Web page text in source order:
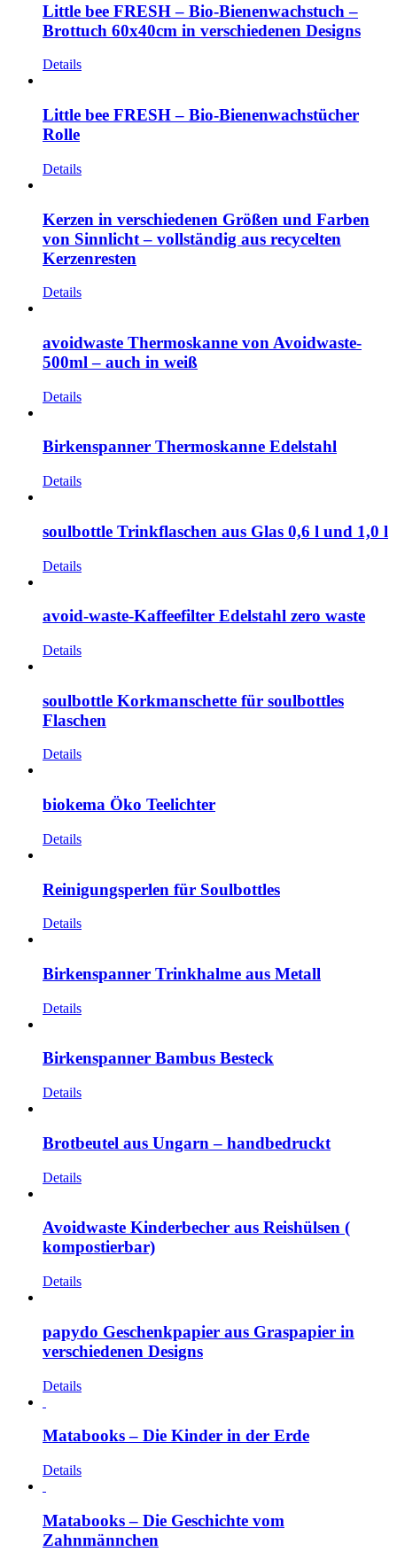
Little bee FRESH – Bio-Bienenwachstuch –
Brottuch 60x40cm in verschiedenen Designs
Details
Little bee FRESH – Bio-Bienenwachstücher
Rolle
Details
Kerzen in verschiedenen Größen und Farben
von Sinnlicht – vollständig aus recycelten
Kerzenresten
Details
avoidwaste Thermoskanne von Avoidwaste-
500ml – auch in weiß
Details
Birkenspanner Thermoskanne Edelstahl
Details
soulbottle Trinkflaschen aus Glas 0,6 l und 1,0 l
Details
avoid-waste-Kaffeefilter Edelstahl zero waste
Details
soulbottle Korkmanschette für soulbottles
Flaschen
Details
biokema Öko Teelichter
Details
Reinigungsperlen für Soulbottles
Details
Birkenspanner Trinkhalme aus Metall
Details
Birkenspanner Bambus Besteck
Details
Brotbeutel aus Ungarn – handbedruckt
Details
Avoidwaste Kinderbecher aus Reishülsen (
kompostierbar)
Details
papydo Geschenkpapier aus Graspapier in
verschiedenen Designs
Details
Matabooks – Die Kinder in der Erde
Details
Matabooks – Die Geschichte vom
Zahnmännchen